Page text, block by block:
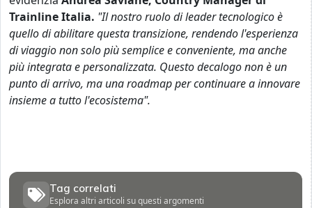
Trainline Italia. "Il nostro ruolo di leader tecnologico è
quello di abilitare questa transizione, rendendo l'esperienza
di viaggio non solo più semplice e conveniente, ma anche
più integrata e personalizzata. Questo decalogo non è un
punto di arrivo, ma una roadmap per continuare a innovare
insieme a tutto l'ecosistema".
Tag correlati
Esplora altri articoli su questi argomenti